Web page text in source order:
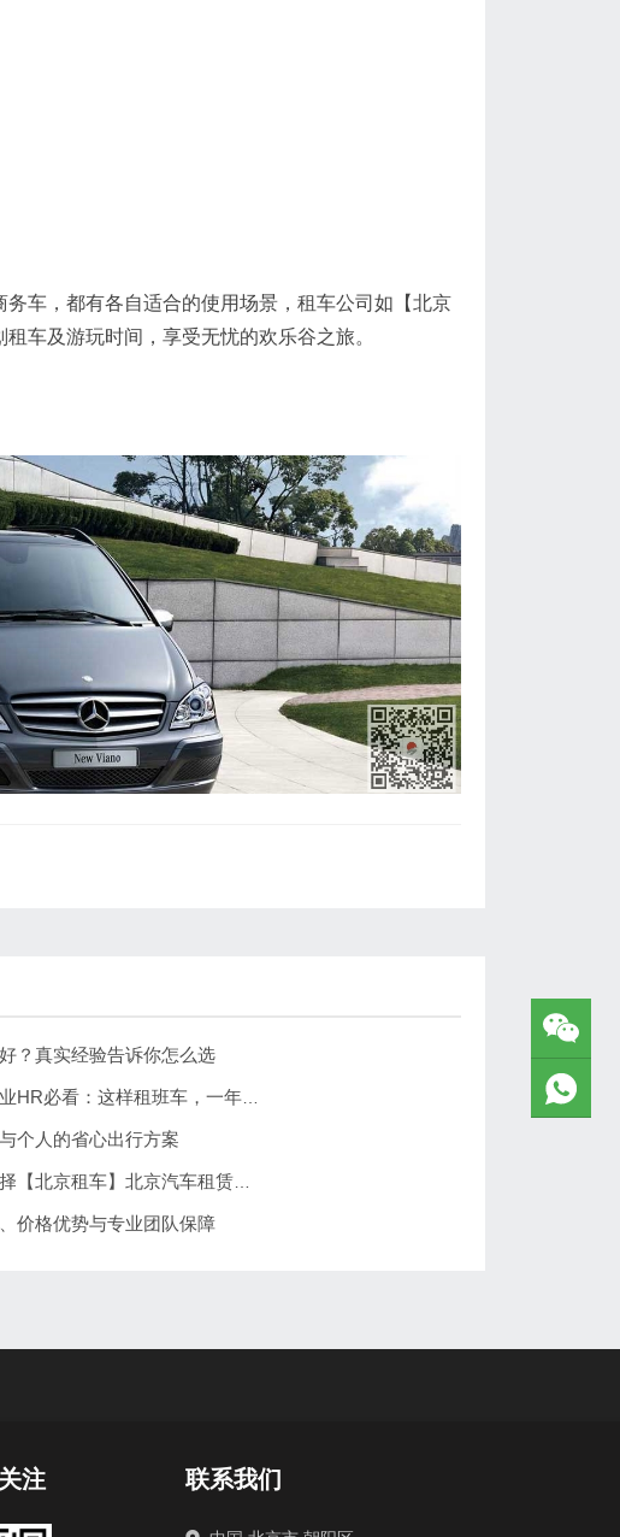
车，都有各自适合的使用场景，租车公司如【北京
车及游玩时间，享受无忧的欢乐谷之旅。
？真实经验告诉你怎么选
个人的省心出行方案
价格优势与专业团队保障
注 联系我们